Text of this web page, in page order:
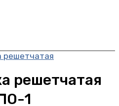
решетчатая
решетчатая
1